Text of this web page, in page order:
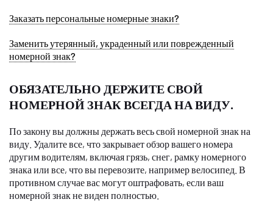
Заказать персональные номерные знаки?
Заменить утерянный, украденный или поврежденный
номерной знак?
ОБЯЗАТЕЛЬНО ДЕРЖИТЕ СВОЙ
НОМЕРНОЙ ЗНАК ВСЕГДА НА ВИДУ.
По закону вы должны держать весь свой номерной знак на
виду. Удалите все, что закрывает обзор вашего номера
другим водителям, включая грязь, снег, рамку номерного
знака или все, что вы перевозите, например велосипед. В
противном случае вас могут оштрафовать, если ваш
номерной знак не виден полностью.